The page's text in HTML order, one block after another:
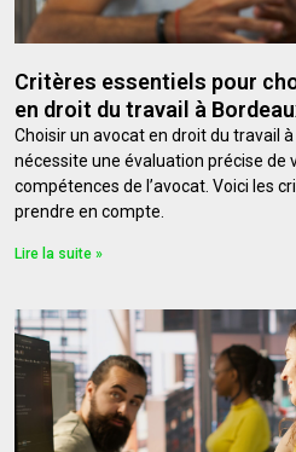
Critères essentiels pour
en droit du travail à
Choisir un avocat en droit du travail
nécessite une évaluation précise de
compétences de l’avocat. Voici les
prendre en compte.
Lire la suite »